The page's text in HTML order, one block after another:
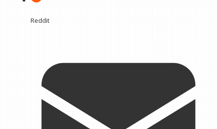
Reddit